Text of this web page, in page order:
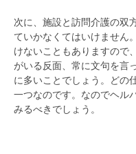
次に、施設と訪問介護の双
ていかなくてはいけません
けないこともありますので
がいる反面、常に文句を言
に多いことでしょう。どの
一つなのです。なのでヘル
みるべきでしょう。